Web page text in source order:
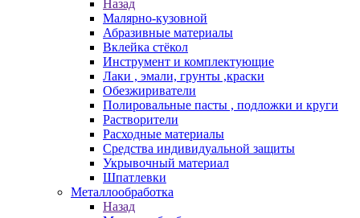
Назад
Малярно-кузовной
Абразивные материалы
Вклейка стёкол
Инструмент и комплектующие
Лаки , эмали, грунты ,краски
Обезжириватели
Полировальные пасты , подложки и круги
Растворители
Расходные материалы
Средства индивидуальной защиты
Укрывочный материал
Шпатлевки
Металлообработка
Назад